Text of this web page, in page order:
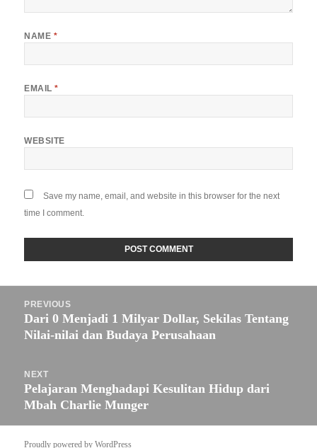
NAME *
EMAIL*
WEBSITE
Save my name, email, and website in this browser for the next
time I comment.
navigation
PREVIOUS
Previous
post:
Dari 0 Menjadi 1 Milyar Dollar, Sekilas Tentang
Nilai-nilai dan Budaya Perusahaan
NEXT
Next
post:
Pelajaran Menghadapi Kesulitan Hidup dari
Mbah Charlie Munger
Proudly powered by WordPress